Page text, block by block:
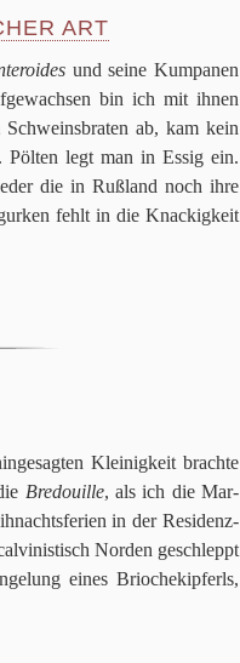
ART
und seine Kum­pa­nen
bin ich mit ihnen
ab, kam kein
Pöl­ten legt man in Essig ein.
die in Ruß­land noch ihre
fehlt in die Knackig­keit
Klei­nig­keit brachte
Bre­douille, als ich die Mar­
in der Resi­denz­
Nor­den geschleppt
eines Brio­che­kip­ferls,